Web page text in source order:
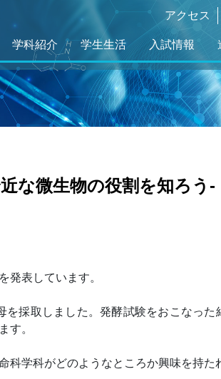
アクセス
学科紹介 学生生活 入試情報
な微生物の役割を知ろう-
発表しています。
採取しました。発酵試験をおこなった
す。
科学科がどのようなところか興味を持た